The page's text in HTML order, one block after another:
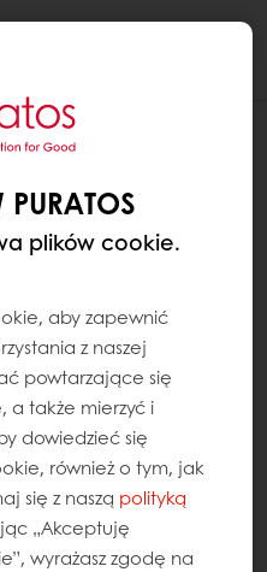
plików cookie.
aby zapewnić
z naszej
powtarzające się
a także mierzyć i
dowiedzieć się
również o tym, jak
się z naszą polityką
„Akceptuję
wyrażasz zgodę na